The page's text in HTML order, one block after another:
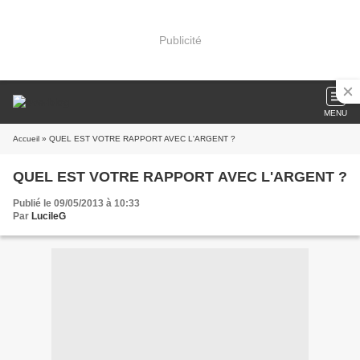
Publicité
MENU
Accueil » QUEL EST VOTRE RAPPORT AVEC L'ARGENT ?
QUEL EST VOTRE RAPPORT AVEC L'ARGENT ?
Publié le 09/05/2013 à 10:33
Par LucileG